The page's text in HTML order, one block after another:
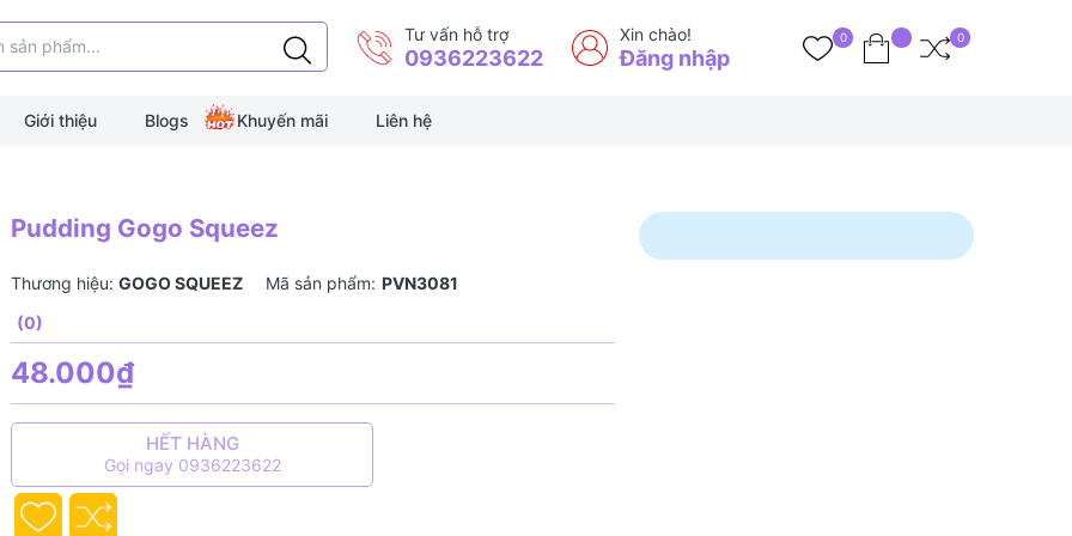
Tư vấn hỗ trợ
0936223622
Xin chào!
Đăng nhập
0 0
Giới thiệu Blogs Khuyến mãi Liên hệ
Pudding Gogo Squeez
Thương hiệu: GOGO SQUEEZ Mã sản phẩm: PVN3081
(0)
48.000₫
HẾT HÀNG
Gọi ngay 0936223622